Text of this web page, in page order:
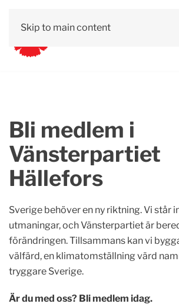
Skip to main content
Bli medlem i
Vänsterpartiet
Hällefors
Sverige behöver en ny riktning. Vi står
utmaningar, och Vänsterpartiet är
förändringen. Tillsammans kan vi
välfärd, en klimatomställning värd
tryggare Sverige.
Är du med oss? Bli medlem idag.